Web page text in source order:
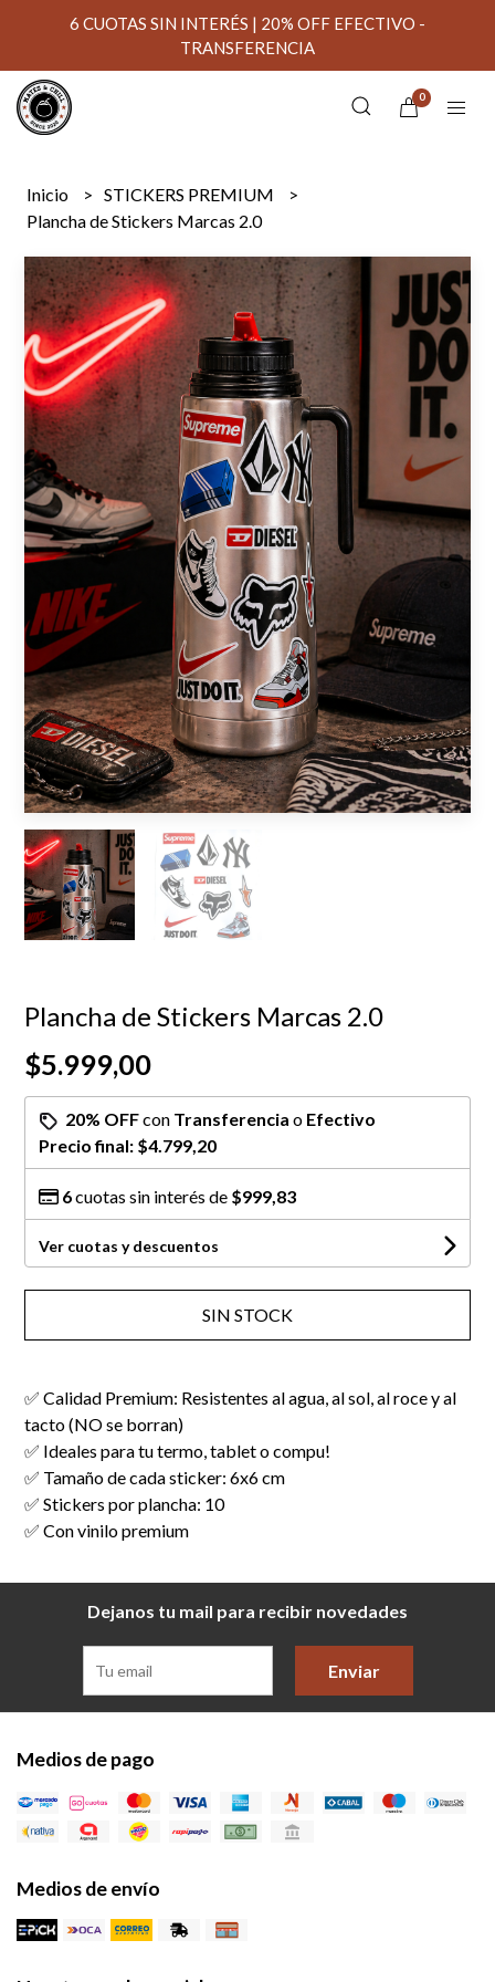
6 CUOTAS SIN INTERÉS | 20% OFF EFECTIVO -
TRANSFERENCIA
0
Inicio
STICKERS PREMIUM
Plancha de Stickers Marcas 2.0
Plancha de Stickers Marcas 2.0
$5.999,00
20% OFFcon Transferencia o Efectivo
Precio final: $4.799,20
6cuotas sin interés de $999,83
Ver cuotas y descuentos
SIN STOCK
✅ Calidad Premium: Resistentes al agua, al sol, al roce y al
tacto (NO se borran)
✅ Ideales para tu termo, tablet o compu!
✅ Tamaño de cada sticker: 6x6 cm
✅ Stickers por plancha: 10
✅ Con vinilo premium
Dejanos tu mail para recibir novedades
Enviar
Medios de pago
Medios de envío